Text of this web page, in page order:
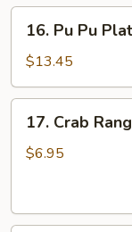
Sauce
手
Pu
Platter
(For
16. Pu Pu
$13.45
Crab
Rangoon
角
17. Crab
$6.95